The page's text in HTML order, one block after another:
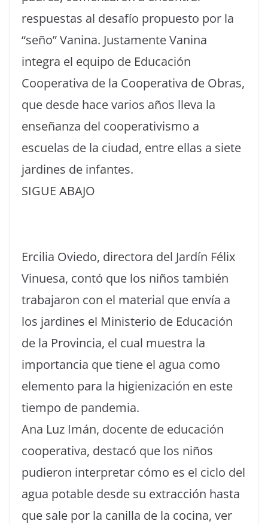
respuestas al desafío propuesto por la
“seño” Vanina. Justamente Vanina
integra el equipo de Educación
Cooperativa de la Cooperativa de Obras,
que desde hace varios años lleva la
enseñanza del cooperativismo a
escuelas de la ciudad, entre ellas a siete
jardines de infantes.
SIGUE ABAJO
Ercilia Oviedo, directora del Jardín Félix
Vinuesa, contó que los niños también
trabajaron con el material que envía a
los jardines el Ministerio de Educación
de la Provincia, el cual muestra la
importancia que tiene el agua como
elemento para la higienización en este
tiempo de pandemia.
Ana Luz Imán, docente de educación
cooperativa, destacó que los niños
pudieron interpretar cómo es el ciclo del
agua potable desde su extracción hasta
que sale por la canilla de la cocina, ver